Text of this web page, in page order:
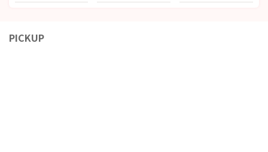
PICKUP